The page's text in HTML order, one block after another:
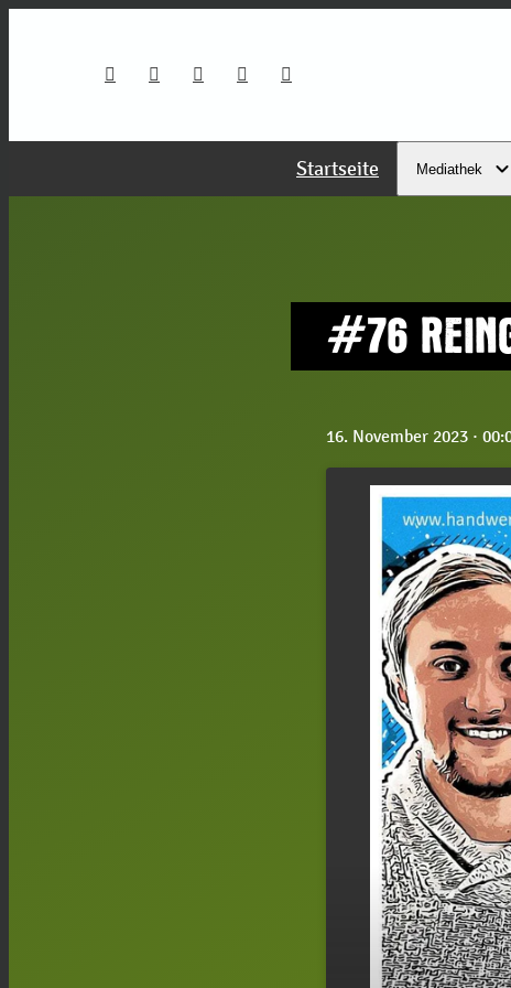
Startseite Mediathek
#76
16. November 2023 ·